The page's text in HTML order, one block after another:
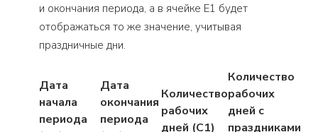
и окончания периода, а в ячейке E1 будет
отображаться то же значение, учитывая
праздничные дни.
Дата
начала
периода
Дата
окончания
периода
Количество
рабочих
дней (C1)
Количество
рабочих
дней с
праздниками